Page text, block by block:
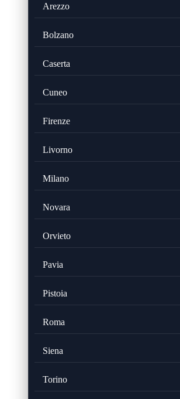
Arezzo
Bolzano
Caserta
Cuneo
Firenze
Livorno
Milano
Novara
Orvieto
Pavia
Pistoia
Roma
Siena
Torino